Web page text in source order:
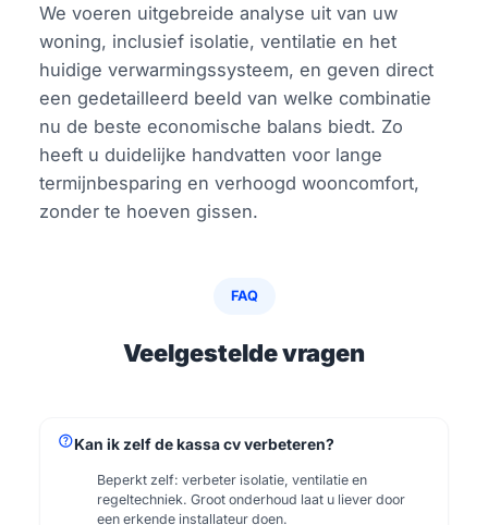
We voeren uitgebreide analyse uit van uw
woning, inclusief isolatie, ventilatie en het
huidige verwarmingssysteem, en geven direct
een gedetailleerd beeld van welke combinatie
nu de beste economische balans biedt. Zo
heeft u duidelijke handvatten voor lange
termijnbesparing en verhoogd wooncomfort,
zonder te hoeven gissen.
FAQ
Veelgestelde vragen
helpKan ik zelf de kassa cv verbeteren?
Beperkt zelf: verbeter isolatie, ventilatie en
regeltechniek. Groot onderhoud laat u liever door
een erkende installateur doen.